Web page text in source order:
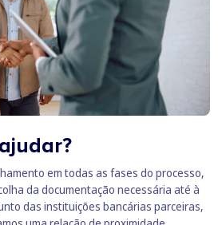
em todas as fases do processo,
da documentação necessária até à
das instituições bancárias parceiras,